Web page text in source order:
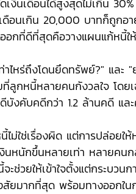
เงินเดือนได้สูงสุดไม่เกิน
ดือนเกิน 20,000 บาทก็ถูกอ
อกที่ดีที่สุดคือวางแผนแก้หนี้
าไหร่ถึงโดนยึดทรัพย์?" และ
ที่ลูกหนี้หลายคนกังวลใจ โด
บังคับคดีกว่า 1.2 ล้านคดี แ
ไม่ใช่เรื่องผิด แต่การปล่อย
นหนักขึ้นหลายเท่า หลายคน
ะช่วยให้เข้าใจตั้งแต่กระบว
สัยมากที่สุด พร้อมทางออกใ